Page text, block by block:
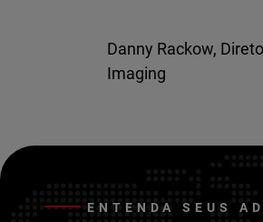
Danny Rackow,
Imaging
ENTENDA SEUS